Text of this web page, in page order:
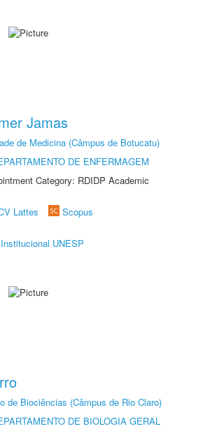
Jamas
de Medicina (Câmpus de Botucatu)
DE ENFERMAGEM
Category: RDIDP Academic
Lattes
Scopus
UNESP
de Biociências (Câmpus de Rio Claro)
DE BIOLOGIA GERAL